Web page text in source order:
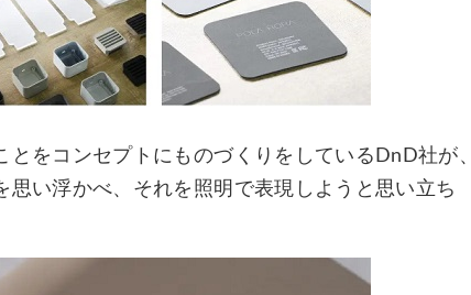
をコンセプトにものづくりをしているDnD社が、
い浮かべ、それを照明で表現しようと思い立ち